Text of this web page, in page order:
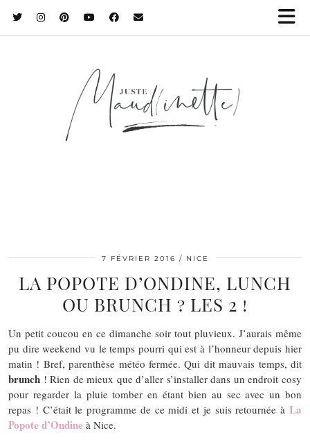
7 FÉVRIER 2016 NICE
LA POPOTE D’ONDINE, LUNCH
OU BRUNCH ? LES 2 !
Un petit coucou en ce dimanche soir tout pluvieux. J’aurais même
pu dire weekend vu le temps pourri qui est à l’honneur depuis hier
matin ! Bref, parenthèse météo fermée. Qui dit mauvais temps, dit
brunch ! Rien de mieux que d’aller s’installer dans un endroit cosy
pour regarder la pluie tomber en étant bien au sec avec un bon
repas ! C’était le programme de ce midi et je suis retournée à La
Popote d’Ondine à Nice.